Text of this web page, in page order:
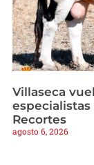
Villaseca
especialistas
Recortes
agosto 6, 2026